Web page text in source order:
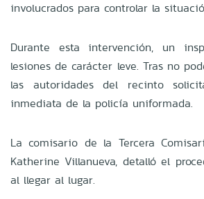
involucrados para controlar la
Durante esta intervención, un
lesiones de carácter leve. Tras no
las autoridades del recinto
inmediata de la policía uniformada.
La comisario de la Tercera
Katherine Villanueva, detalló el
al llegar al lugar.